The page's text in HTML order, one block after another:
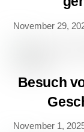
November 29,
Besuch
November 1,